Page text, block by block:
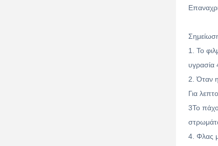
1. Το
υγρασία
2. Όταν
Για
3Το
4. Φλας